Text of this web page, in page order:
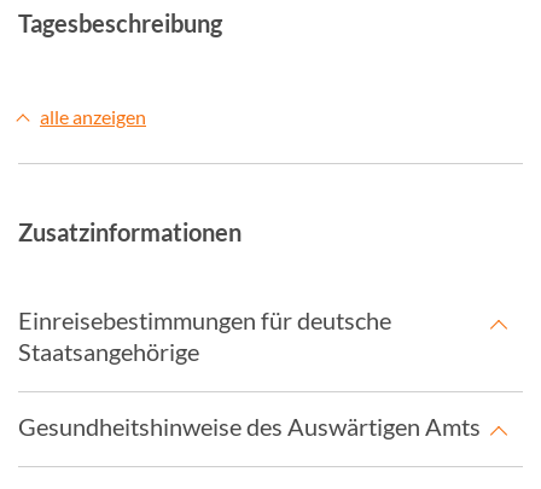
Tagesbeschreibung
alle anzeigen
Zusatzinformationen
Einreisebestimmungen für deutsche
Staatsangehörige
Gesundheitshinweise des Auswärtigen Amts